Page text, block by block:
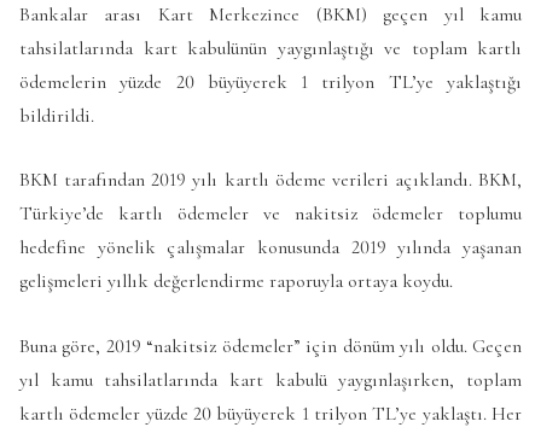
Bankalar arası Kart Merkezince (BKM) geçen yıl kamu
tahsilatlarında kart kabulünün yaygınlaştığı ve toplam kartlı
ödemelerin yüzde 20 büyüyerek 1 trilyon TL’ye yaklaştığı
bildirildi.
BKM tarafından 2019 yılı kartlı ödeme verileri açıklandı. BKM,
Türkiye’de kartlı ödemeler ve nakitsiz ödemeler toplumu
hedefine yönelik çalışmalar konusunda 2019 yılında yaşanan
gelişmeleri yıllık değerlendirme raporuyla ortaya koydu.
Buna göre, 2019 “nakitsiz ödemeler” için dönüm yılı oldu. Geçen
yıl kamu tahsilatlarında kart kabulü yaygınlaşırken, toplam
kartlı ödemeler yüzde 20 büyüyerek 1 trilyon TL’ye yaklaştı. Her